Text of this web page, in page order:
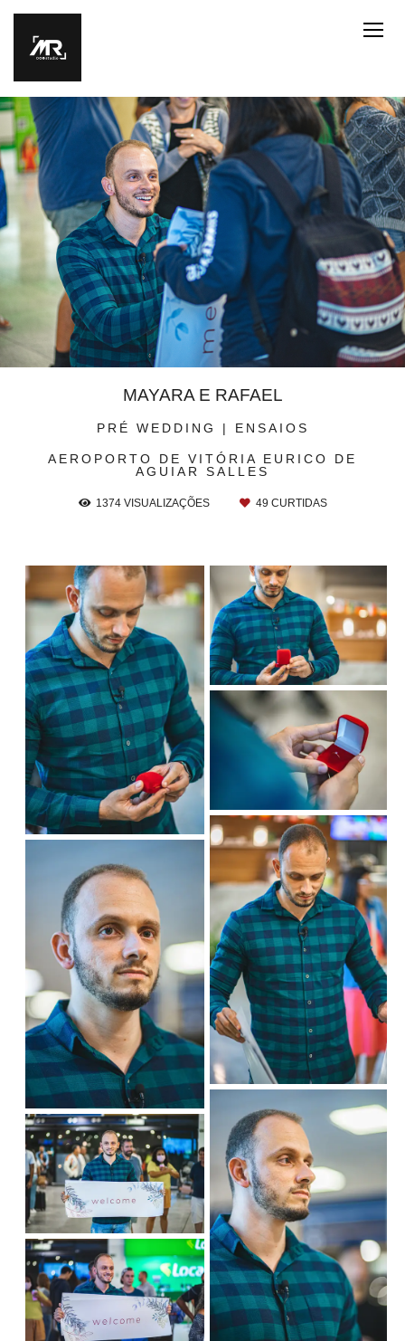
PRÉ WEDDING | ENSAIOS
AEROPORTO DE VITÓRIA EURICO DE
AGUIAR SALLES
MAYARA E RAFAEL
1374VISUALIZAÇÕES 49 CURTIDAS